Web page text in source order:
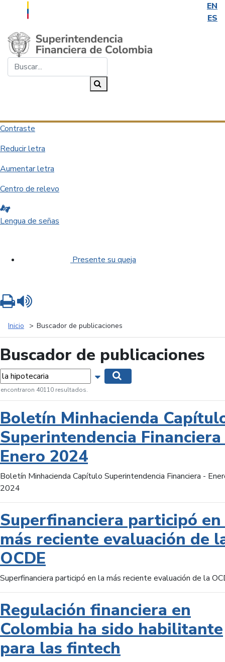
EN
ES
Saltar al contenido principal
Contraste
Reducir letra
Aumentar letra
Centro de relevo
Lengua de señas
Presente su queja
Inicio Buscador de publicaciones
Buscador de publicaciones
Mostrar opciones de búsqueda
encontraron 40110 resultados.
Boletín Minhacienda
Superintendencia
Enero 2024
Boletín Minhacienda Capítulo Superintendencia Financiera -
2024
Superfinanciera participó
más reciente evaluación de
OCDE
Superfinanciera participó en la más reciente evaluación de la
Regulación financiera en
Colombia ha sido habilitante
para las fintech
Imprimir